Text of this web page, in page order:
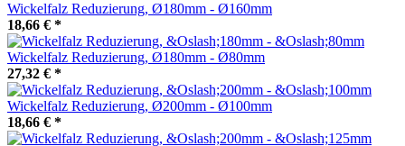
Wickelfalz Reduzierung, Ø180mm - Ø160mm
18,66 € *
Wickelfalz Reduzierung, Ø180mm - Ø80mm
27,32 € *
Wickelfalz Reduzierung, Ø200mm - Ø100mm
18,66 € *